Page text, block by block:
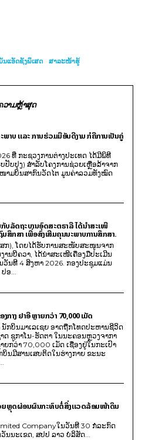
ນແອັດຊັງພິເສດ ສາລະໜ້າຮູ້
ວາມຫຼ້າສຸດ
າບ ແລະ ການຮ່ວມມືອັນດີງາມ ກໍຄືການເປັນຄູ່
ທີ່ ກະຊວງການຕ່າງປະເທດ ໄດ້ມີພິທີ
ປັບປຸງ) ສໍາລັບໂຄງການຊ່ວຍເຫຼືອລ້າຈາກ
າມບິນສາກົນວັດໄຕ ມູນຄ່າລວມທັງໝົດ
ບລັດຖະບານອົດສະຕຣາລີ ໄດ້ນຳສະເໜີ
ສຶກສາ ເພື່ອສົ່ງເສີມຄຸນນະພາບການສຶກສາ.
ກ), ໂດຍໄດ້ຮັບການສະໜັບສະໜູນຈາກ
ນບີຄວາ, ໄດ້ນຳສະເໜີເຄື່ອງມືປະເມີນ
ວັນທີ 4 ສິງຫາ 2026. ກອງປະຊຸມແມ່ນ
ອ...
າງ ຢາອີ ຫຼາຍກວ່າ 70,000 ເມັດ
ນັກບິນມາເລເຊຍ ອາດຖືກໂທດປະຫານຊີວິດ
ຊູກາໂນ-ຮັດຕາ ໃນນະຄອນຫຼວງຈາກາ
ຍກວ່າ 70,000 ເມັດ ເຊື່ອງຢູ່ໃນກະເປົາ
ນມີສານເສບຕິດໃນຮ່າງກາຍ ຂະນະ
ຍຫຼຸດຜ່ອນຜົນກະທົບຕໍ່ສິ່ງແວດລ້ອມໜ້າດິນ
Companyໃນວັນທີ 30 ກໍລະກົດ
ນນະເຂດ, ສປປ ລາວ ບໍລິສັດ...